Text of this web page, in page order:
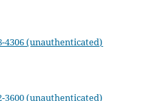
4306 (unauthenticated)
3600 (unauthenticated)